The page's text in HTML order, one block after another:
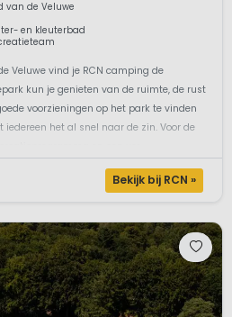
van de Veluwe
en kleuterbad
Veluwe vind je RCN camping de
kun je genieten van de ruimte, de rust
voorzieningen op het park te vinden
iedereen het al snel naar de zin. Voor de
Bekijk bij RCN »